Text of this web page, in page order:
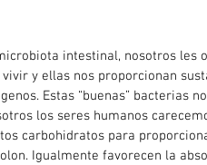
intestinal, nosotros les
y ellas nos proporcionan
Estas “buenas” bacterias
los seres humanos
carbohidratos para
Igualmente favorecen la